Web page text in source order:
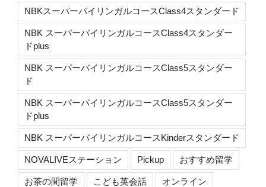
NBKスーパーバイリンガルコースClass4スタンダード
NBK スーパーバイリンガルコースClass4スタンダー
ドplus
NBK スーパーバイリンガルコースClass5スタンダー
ド
NBK スーパーバイリンガルコースClass5スタンダー
ドplus
NBK スーパーバイリンガルコースKinderスタンダード
NOVALIVEステーション Pickup おすすめ留学
お茶の間留学 こども英会話 オンライン